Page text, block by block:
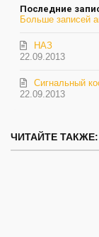
автора
Последние
Больше записей
22.09.2013
НАЗ
22.09.2013
Сигнальный
ЧИТАЙТЕ ТАКЖЕ: